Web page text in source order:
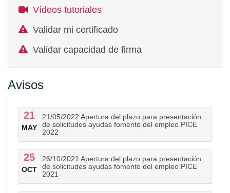
Vídeos tutoriales
Validar mi certificado
Validar capacidad de firma
Avisos
21
MAY
21/05/2022 Apertura del plazo para presentación
de solicitudes ayudas fomento del empleo PICE
2022
25
OCT
26/10/2021 Apertura del plazo para presentación
de solicitudes ayudas fomento del empleo PICE
2021